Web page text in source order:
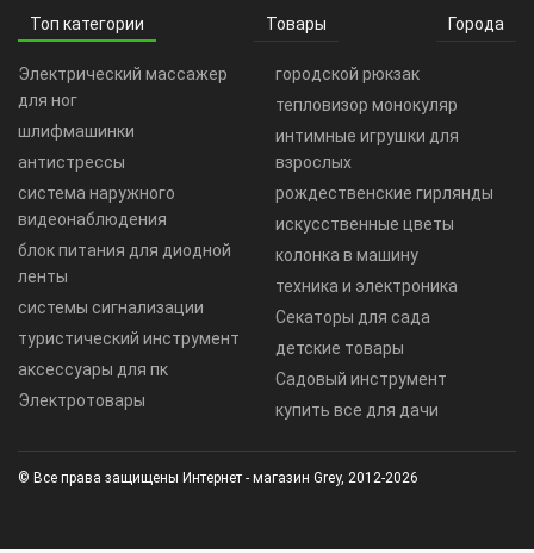
Топ категории Товары Города
Электрический массажер
для ног
шлифмашинки
антистрессы
система наружного
видеонаблюдения
блок питания для диодной
ленты
системы сигнализации
туристический инструмент
аксессуары для пк
Электротовары
городской рюкзак
тепловизор монокуляр
интимные игрушки для
взрослых
рождественские гирлянды
искусственные цветы
колонка в машину
техника и электроника
Секаторы для сада
детские товары
Садовый инструмент
купить все для дачи
© Все права защищены Интернет - магазин Grey, 2012-2026